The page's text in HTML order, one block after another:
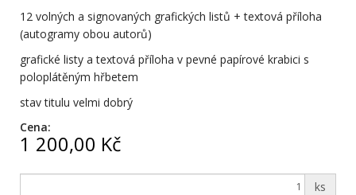
12 volných a signovaných grafických listů + textová příloha
(autogramy obou autorů)
grafické listy a textová příloha v pevné papírové krabici s
poloplátěným hřbetem
stav titulu velmi dobrý
Cena:
1 200,00 Kč
ks